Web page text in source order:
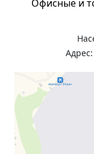
Офисные и